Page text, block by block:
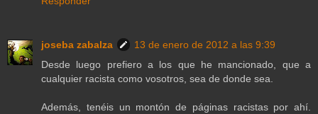
joseba zabalza
13 de enero de 2012 a las 9:39
Desde luego prefiero a los que he mancionado, que a
cualquier racista como vosotros, sea de donde sea.
Además, tenéis un montón de páginas racistas por ahí.